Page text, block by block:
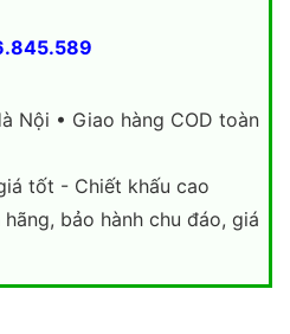
Nội • Giao hàng COD toàn
tốt - Chiết khấu cao
bảo hành chu đáo, giá